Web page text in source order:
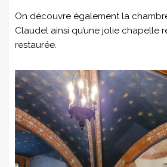
On découvre également la
Claudel ainsi qu’une jolie chapelle
restaurée.